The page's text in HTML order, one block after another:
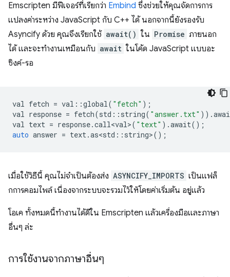
Emscripten มีฟีเจอร์ที่เรียกว่า Embind ซึ่งช่วยให้คุณจัดการการ
แปลงค่าระหว่าง JavaScript กับ C++ ได้ นอกจากนี้ยังรองรับ
Asyncify ด้วย คุณจึงเรียกใช้ await() ใน Promise ภายนอก
ได้ และจะทำงานเหมือนกับ await ในโค้ด JavaScript แบบอะ
ซิงค์-รอ
val fetch = val ::global( "fetch" );
val response = fetch(std :: string( "answer.txt" )).
val text = response.call<val>( "text" ).await();
auto answer = text.as<std :: string>();
เมื่อใช้วิธีนี้ คุณไม่จำเป็นต้องส่ง ASYNCIFY_IMPORTS เป็นแฟล็
กการคอมไพล์ เนื่องจากระบบจะรวมไว้ให้โดยค่าเริ่มต้น อยู่แล้ว
โอเค ทั้งหมดนี้ทำงานได้ดีใน Emscripten แล้วเครื่องมือและภาษา
อื่นๆ ล่ะ
การใช้งานจากภาษาอื่นๆ